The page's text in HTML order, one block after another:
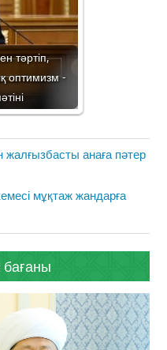
тәртіп,
оптимизм -
анаға пәтер
мұқтаж жандарға